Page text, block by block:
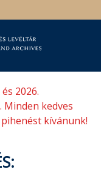
2026.
kedves
kívánunk!